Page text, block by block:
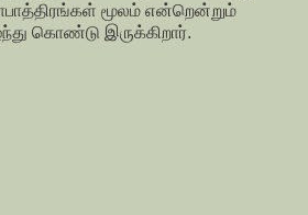
மூலம் என்றென்றும்
கொண்டு இருக்கிறார்.